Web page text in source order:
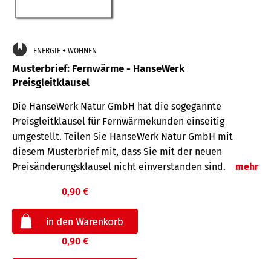
ENERGIE + WOHNEN
Musterbrief: Fernwärme - HanseWerk
Preisgleitklausel
Die HanseWerk Natur GmbH hat die sogegannte
Preisgleitklausel für Fernwärmekunden einseitig
umgestellt. Teilen Sie HanseWerk Natur GmbH mit
diesem Musterbrief mit, dass Sie mit der neuen
Preisänderungsklausel nicht einverstanden sind.
mehr
0,90 €
0,90 €